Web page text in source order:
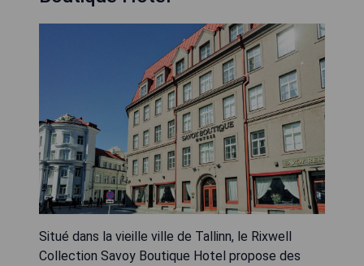
Situé dans la vieille ville de Tallinn, le Rixwell
Collection Savoy Boutique Hotel propose des